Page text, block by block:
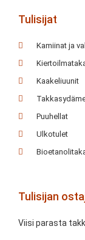
Tulisijat
Kamiinat ja
Kaakeliuunit
Puuhellat
Ulkotulet
Tulisijan
Viisi parasta